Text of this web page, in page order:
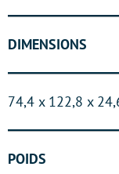
DIMENSIONS
74,4 x 122,8 x
POIDS